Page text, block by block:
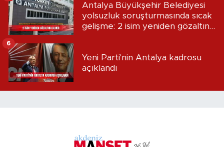
Antalya Büyükşehir Belediyesi
yolsuzluk soruşturmasında sıcak
gelişme: 2 isim yeniden gözaltına
Yeni Parti'nin Antalya kadrosu
açıklandı
6